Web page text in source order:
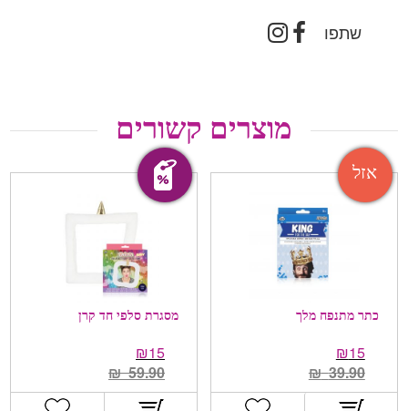
שתפו
מוצרים קשורים
מבצע!
מסגרת סלפי חד קרן
15
₪
59.90
₪
אזל
כתר מתנפח מלך
15
₪
39.90
₪